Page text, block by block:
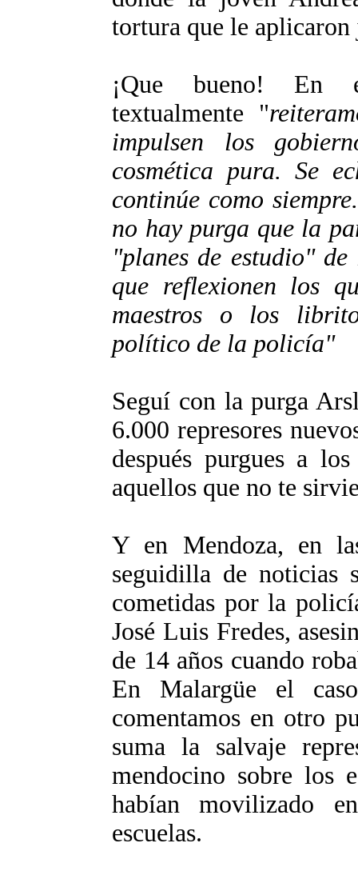
tortura que le
¡Que bueno! En
textualmente "
impulsen los
cosmética pura. Se
continúe como
no hay purga que la
"planes de estudio"
que reflexionen los
maestros o los
político de la policía"
Seguí con la purga
6.000 represores
después purgues a
aquellos que no te
Y en Mendoza, en
seguidilla de noticias
cometidas por la
José Luis Fredes,
de 14 años cuando
En Malargüe el
comentamos en otro
suma la salvaje
mendocino sobre los
habían movilizado
escuelas.